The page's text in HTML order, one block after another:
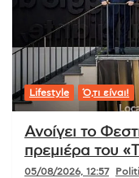
Lifestyle Ό,τι είναι!
Ανοίγει το
πρεμιέρα του
05/08/2026, 12:57